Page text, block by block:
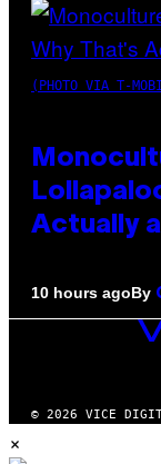
(PHOTO VIA T-
Actually
10 hours agoBy
© 2026 VICE
×